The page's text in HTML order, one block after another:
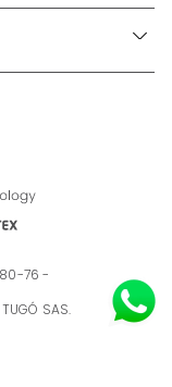
para productos
S.A.S
+
76 -
SAS.